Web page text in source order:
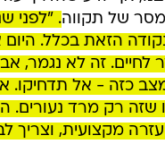
של תקווה. "לפני
הזאת בכלל. היום
לחיים. זה לא נגמר,
כזה - אל תדחיקו.
שזה רק מרד נעורים.
מקצועית, וצריך